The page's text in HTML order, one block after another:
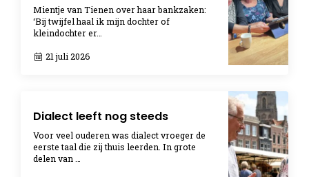
Mientje van Tienen over haar bankzaken:
‘Bij twijfel haal ik mijn dochter of
kleindochter er…
21 juli 2026
Dialect leeft nog steeds
Voor veel ouderen was dialect vroeger de
eerste taal die zij thuis leerden. In grote
delen van …